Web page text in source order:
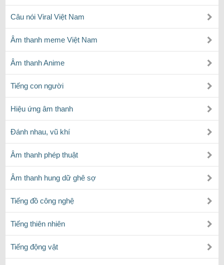
Câu nói Viral Việt Nam
Âm thanh meme Việt Nam
Âm thanh Anime
Tiếng con người
Hiệu ứng âm thanh
Đánh nhau, vũ khí
Âm thanh phép thuật
Âm thanh hung dữ ghê sợ
Tiếng đồ công nghệ
Tiếng thiên nhiên
Tiếng động vật